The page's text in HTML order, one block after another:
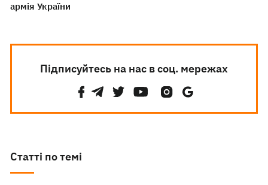
армія України
Підписуйтесь на нас в соц. мережах
Статті по темі